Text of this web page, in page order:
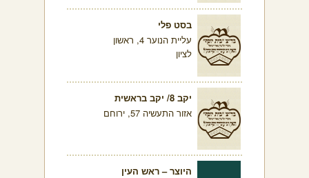
בסט פלי
עליית הנוער 4, ראשון
לציון
יקב 8/ יקב בראשית
אזור התעשיה 57, ירוחם
היוצר – ראש העין